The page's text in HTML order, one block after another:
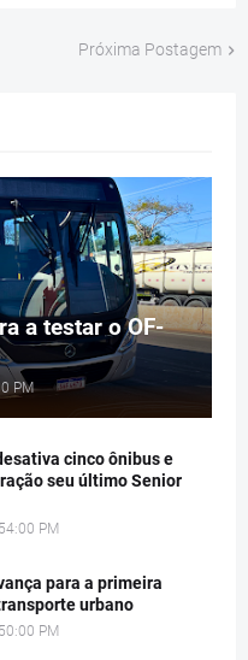
Próxima Postagem
a testar o OF-
PM
cinco ônibus e
seu último Senior
PM
para a primeira
urbano
PM